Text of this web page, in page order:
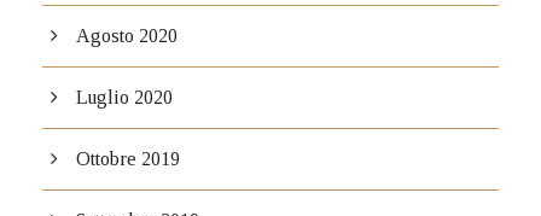
Agosto 2020
Luglio 2020
Ottobre 2019